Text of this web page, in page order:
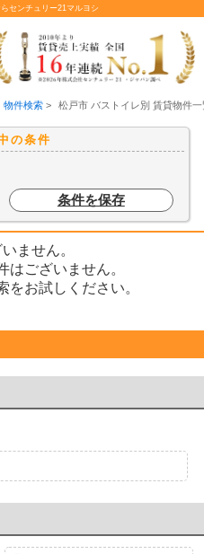
センチュリー21マルヨシ
物件検索> 松戸市 バストイレ別 賃貸物件一
の条件
条件を保存
ません。
はございません。
をお試しください。